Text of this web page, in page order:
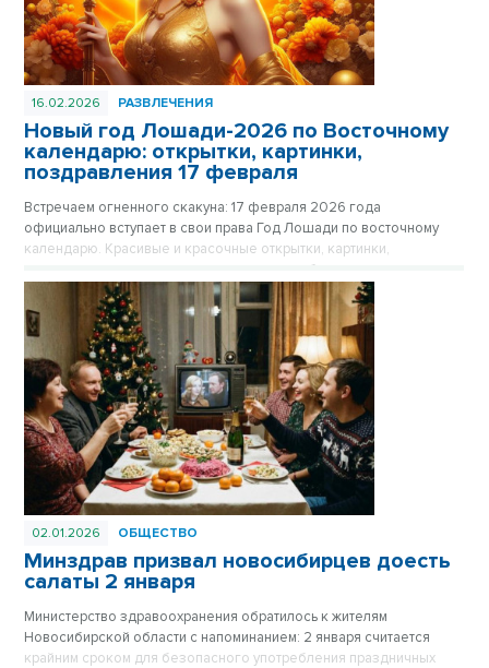
16.02.2026 РАЗВЛЕЧЕНИЯ
Новый год Лошади-2026 по Восточному
календарю: открытки, картинки,
поздравления 17 февраля
Встречаем огненного скакуна: 17 февраля 2026 года
официально вступает в свои права Год Лошади по восточному
календарю. Красивые и красочные открытки, картинки,
поздравления в стихах и прозе - в нашем обзоре.
02.01.2026 ОБЩЕСТВО
Минздрав призвал новосибирцев доесть
салаты 2 января
Министерство здравоохранения обратилось к жителям
Новосибирской области с напоминанием: 2 января считается
крайним сроком для безопасного употребления праздничных